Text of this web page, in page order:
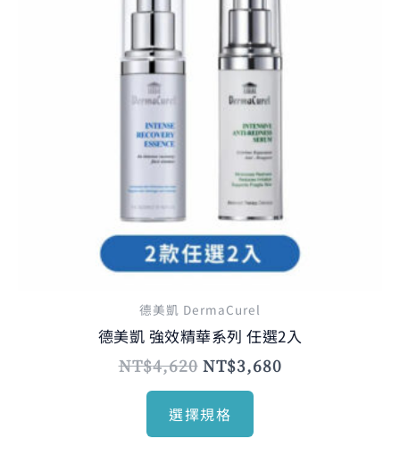
德美凱 DermaCurel
德美凱 強效精華系列 任選2入
NT$4,620
NT$4,620。
NT$3,680
選擇規格
有
多
種
款
式。
可
在
產
品
頁
面
擇
選
項